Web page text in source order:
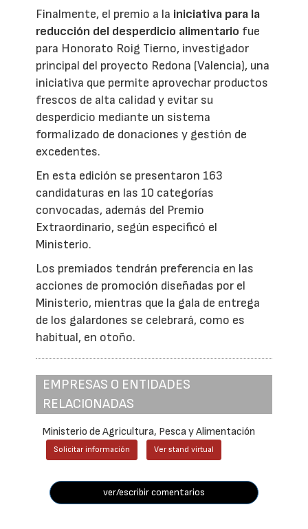
Finalmente, el premio a la iniciativa para la
reducción del desperdicio alimentario fue
para Honorato Roig Tierno, investigador
principal del proyecto Redona (Valencia), una
iniciativa que permite aprovechar productos
frescos de alta calidad y evitar su
desperdicio mediante un sistema
formalizado de donaciones y gestión de
excedentes.
En esta edición se presentaron 163
candidaturas en las 10 categorías
convocadas, además del Premio
Extraordinario, según especificó el
Ministerio.
Los premiados tendrán preferencia en las
acciones de promoción diseñadas por el
Ministerio, mientras que la gala de entrega
de los galardones se celebrará, como es
habitual, en otoño.
EMPRESAS O ENTIDADES
RELACIONADAS
Ministerio de Agricultura, Pesca y Alimentación
Solicitar información Ver stand virtual
ver/escribir comentarios